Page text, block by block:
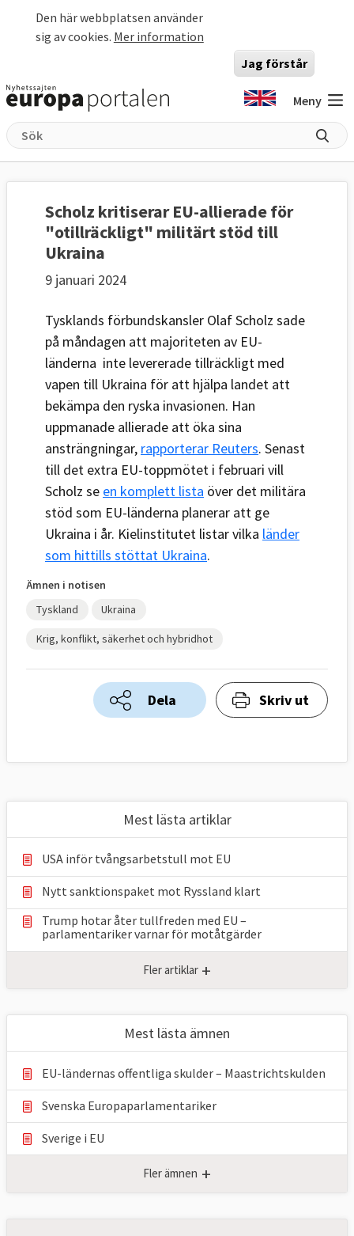
Den här webbplatsen använder
sig av cookies. Mer information
Jag förstår
Meny
Scholz kritiserar EU-allierade för
"otillräckligt" militärt stöd till
Ukraina
9 januari 2024
Tysklands förbundskansler Olaf Scholz sade
på måndagen att majoriteten av EU-
länderna inte levererade tillräckligt med
vapen till Ukraina för att hjälpa landet att
bekämpa den ryska invasionen. Han
uppmanade allierade att öka sina
ansträngningar, rapporterar Reuters. Senast
till det extra EU-toppmötet i februari vill
Scholz se en komplett lista över det militära
stöd som EU-länderna planerar att ge
Ukraina i år. Kielinstitutet listar vilka länder
som hittills stöttat Ukraina.
Ämnen i notisen
Tyskland
Ukraina
Krig, konflikt, säkerhet och hybridhot
Dela Skriv ut
Mest lästa artiklar
USA inför tvångsarbetstull mot EU
Nytt sanktionspaket mot Ryssland klart
Trump hotar åter tullfreden med EU –
parlamentariker ⁠varnar för motåtgärder
Fler artiklar +
Mest lästa ämnen
EU-ländernas offentliga skulder – Maastrichtskulden
Svenska Europaparlamentariker
Sverige i EU
Fler ämnen +